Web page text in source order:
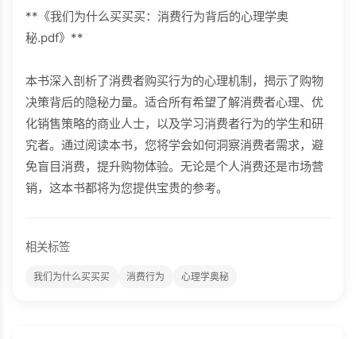
**《我们为什么买买买：消费行为背后的心理学奥
秘.pdf》**
本书深入剖析了消费者购买行为的心理机制，揭示了购物
决策背后的隐秘力量。适合所有希望了解消费者心理、优
化销售策略的商业人士，以及学习消费者行为的学生和研
究者。通过阅读本书，您将学会如何洞察消费者需求，避
免盲目消费，提升购物体验。无论是个人消费还是市场营
销，这本书都将为您提供宝贵的参考。
相关标签
我们为什么买买买 消费行为 心理学奥秘